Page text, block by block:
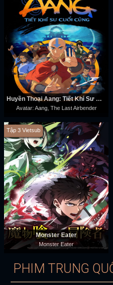
Huyền Thoại Aang: Tiết Khí Sư Cuối Cùng
Avatar: Aang, The Last Airbender
Tập 3 Vietsub
Monster Eater
Monster Eater
PHIM TRUNG